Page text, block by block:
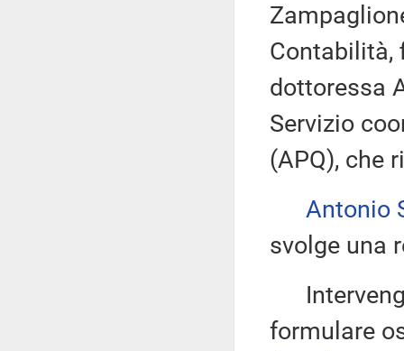
Contabilità,
dottoressa
Servizio
(APQ), che
Antonio
svolge una
formulare